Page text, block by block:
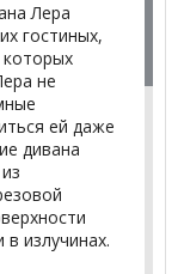
Лера
гостиных,
не
ей даже
дивана
излучинах.